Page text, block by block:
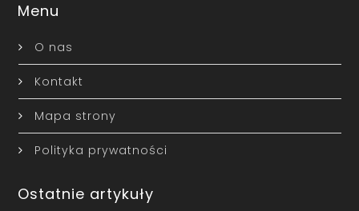
Menu
O nas
Kontakt
Mapa strony
Polityka prywatności
Ostatnie artykuły